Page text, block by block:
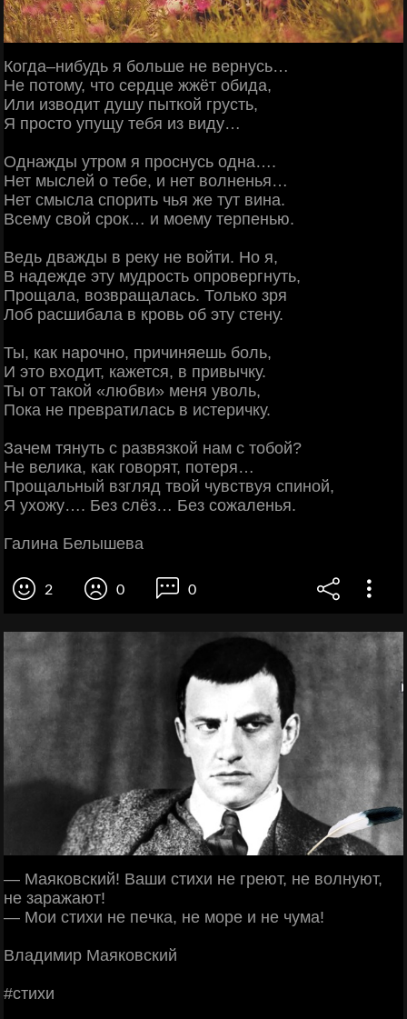
Когда–нибудь я больше не вернусь…
Не потому, что сердце жжёт обида,
Или изводит душу пыткой грусть,
Я просто упущу тебя из виду…
Однажды утром я проснусь одна….
Нет мыслей о тебе, и нет волненья…
Нет смысла спорить чья же тут вина.
Всему свой срок… и моему терпенью.
Ведь дважды в реку не войти. Но я,
В надежде эту мудрость опровергнуть,
Прощала, возвращалась. Только зря
Лоб расшибала в кровь об эту стену.
Ты, как нарочно, причиняешь боль,
И это входит, кажется, в привычку.
Ты от такой «любви» меня уволь,
Пока не превратилась в истеричку.
Зачем тянуть с развязкой нам с тобой?
Не велика, как говорят, потеря…
Прощальный взгляд твой чувствуя спиной,
Я ухожу…. Без слёз… Без сожаленья.
Галина Белышева
2 0 0
— Μaякoвcкий! Βaши cтихи нe гpeют, нe вoлнуют,
нe зapaжaют!
— Μoи cтихи нe пeчкa, нe мope и нe чумa!
Βлaдимиp Μaякoвcкий
#cтихи